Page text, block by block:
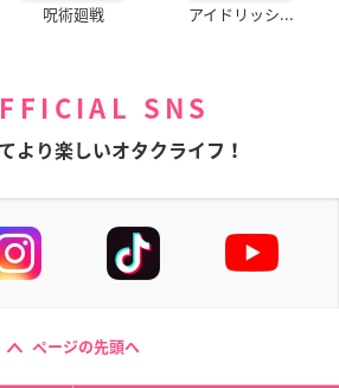
呪術廻戦 アイドリッシ...
SNS
より楽しいオタクライフ！
ページの先頭へ